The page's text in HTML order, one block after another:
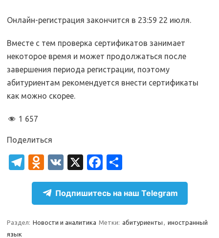
Онлайн-регистрация закончится в 23:59 22 июля.
Вместе с тем проверка сертификатов занимает
некоторое время и может продолжаться после
завершения периода регистрации, поэтому
абитуриентам рекомендуется внести сертификаты
как можно скорее.
1 657
Поделиться
T
el
gr
a
O
d
n
o
kl
V
K
X
Fa
c
e
b
o
т
п
р
а
Подпишитесь на наш Telegram
Раздел: Новости и аналитика Метки: абитуриенты , иностранный
язык